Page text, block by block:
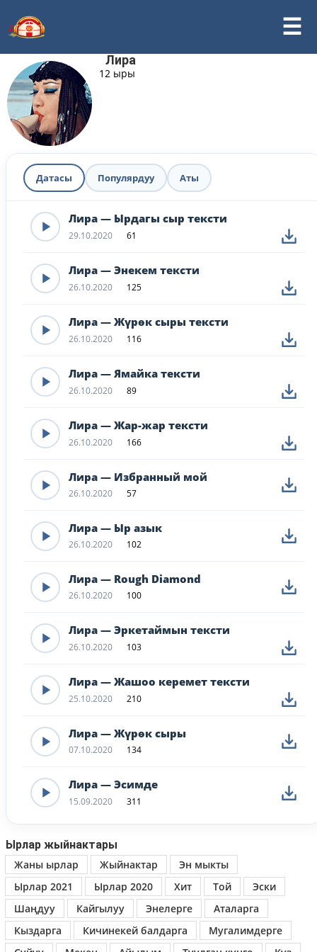
Лира
12 ыры
Датасы Популярдуу Аты
Лира — Ырдагы сыр тексти
29.10.2020 61
Лира — Энекем тексти
26.10.2020 125
Лира — Жүрөк сыры тексти
26.10.2020 116
Лира — Ямайка тексти
26.10.2020 89
Лира — Жар-жар тексти
26.10.2020 166
Лира — Избранный мой
26.10.2020 57
Лира — Ыр азык
26.10.2020 102
Лира — Rough Diamond
26.10.2020 100
Лира — Эркетаймын тексти
26.10.2020 103
Лира — Жашоо керемет тексти
25.10.2020 210
Лира — Жүрөк сыры
07.10.2020 134
Лира — Эсимде
15.09.2020 311
Ырлар жыйнактары
Жаны ырлар
Жыйнактар
Эн мыкты
Ырлар 2021
Ырлар 2020 Хит Той
Эски
Шаңдуу
Кайгылуу Энелерге
Аталарга
Кыздарга
Кичинекей балдарга
Мугалимдерге